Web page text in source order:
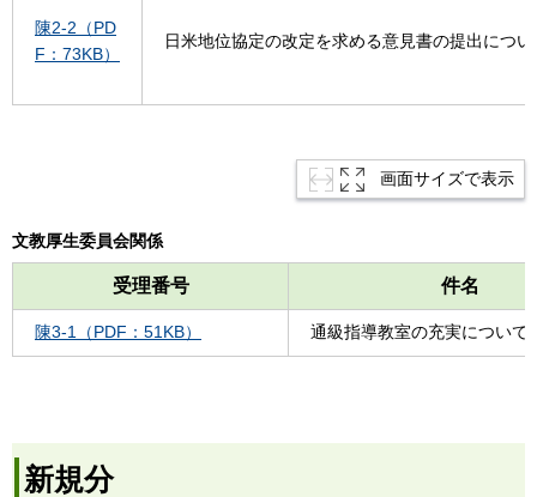
陳2-2（PD
F：73KB）
日米地位協定の改定を求める意見書の提出につい
画面サイズで表示
文教厚生委員会関係
受理番号 件名
陳3-1（PDF：51KB） 通級指導教室の充実について
新規分